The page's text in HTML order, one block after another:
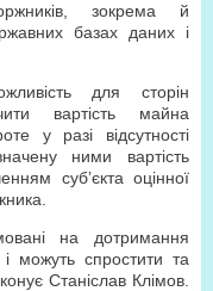
зокрема й
базах даних і
для сторін
вартість майна
у разі відсутності
ними вартість
суб’єкта оцінної
на дотримання
можуть спростити та
Станіслав Клімов.